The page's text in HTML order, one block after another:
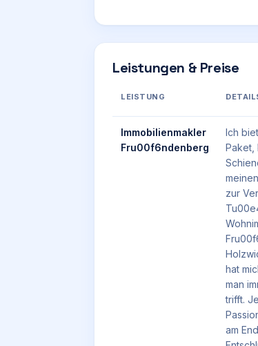
Leistungen & Preise
LEISTUNG
Immobilienmakler
Fru00f6ndenberg
Ich
Paket,
zur
hat
man
trifft.
am